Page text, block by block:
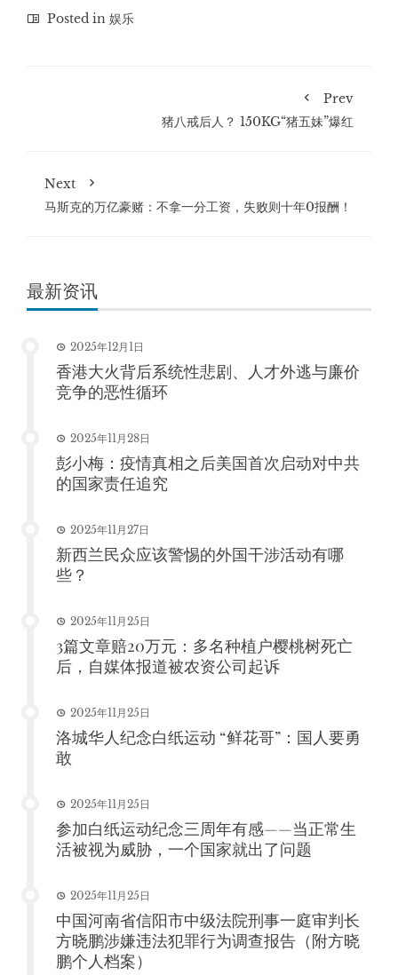
Posted in 娱乐
Prev
猪八戒后人？ 150KG“猪五妹”爆红
Next
马斯克的万亿豪赌：不拿一分工资，失败则十年0报酬！
最新资讯
2025年12月1日
香港大火背后系统性悲剧、人才外逃与廉价
竞争的恶性循环
2025年11月28日
彭小梅：疫情真相之后美国首次启动对中共
的国家责任追究
2025年11月27日
新西兰民众应该警惕的外国干涉活动有哪
些？
2025年11月25日
3篇文章赔20万元：多名种植户樱桃树死亡
后，自媒体报道被农资公司起诉
2025年11月25日
洛城华人纪念白纸运动 “鲜花哥”：国人要勇
敢
2025年11月25日
参加白纸运动纪念三周年有感——当正常生
活被视为威胁，一个国家就出了问题
2025年11月25日
中国河南省信阳市中级法院刑事一庭审判长
方晓鹏涉嫌违法犯罪行为调查报告（附方晓
鹏个人档案）